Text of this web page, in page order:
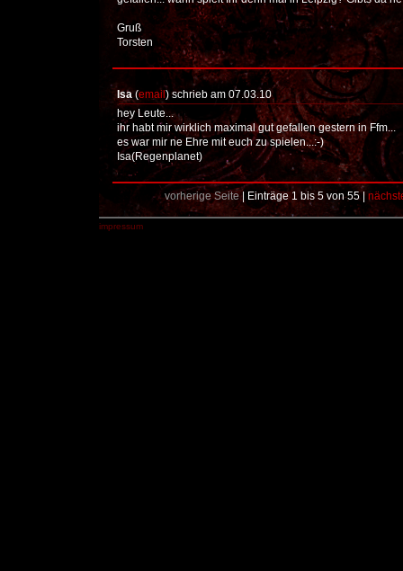
Gruß
Torsten
Isa(email ) schrieb am 07.03.10
hey Leute...
ihr habt mir wirklich maximal gut gefallen gestern in Ffm...
es war mir ne Ehre mit euch zu spielen...:-)
Isa(Regenplanet)
vorherige Seite| Einträge 1 bis 5 von 55 |
impressum